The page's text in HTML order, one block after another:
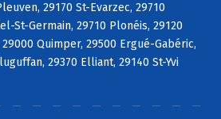
29170 St-Evarzec, 29710
St-Germain, 29710 Plonéis, 29120
Quimper, 29500 Ergué-Gabéric,
29370 Elliant, 29140 St-Yvi